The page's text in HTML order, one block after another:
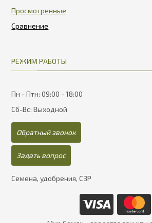
Просмотренные
РЕЖИМ РАБОТЫ
Пн - Птн: 09:00 - 18:00
Сб-Вс: Выходной
Обратный звонок
Задать вопрос
Семена, удобрения, СЗР